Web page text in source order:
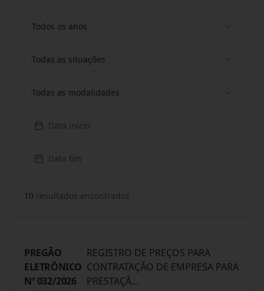
Todos os anos
Todas as situações
Todas as modalidades
Data início
Data fim
10 resultados encontrados
PREGÃO
ELETRÔNICO
Nº 032/2026
REGISTRO DE PREÇOS PARA
CONTRATAÇÃO DE EMPRESA PARA
PRESTAÇÃ...